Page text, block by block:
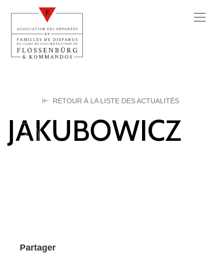
RETOUR À LA LISTE DES ACTUALITÉS
JAKUBOWICZ
Partager